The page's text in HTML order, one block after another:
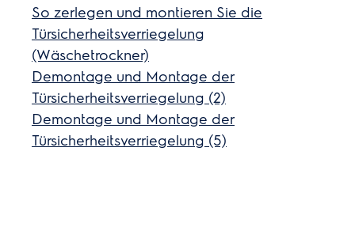
So zerlegen und montieren Sie die
Türsicherheitsverriegelung
(Wäschetrockner)
Demontage und Montage der
Türsicherheitsverriegelung (2)
Demontage und Montage der
Türsicherheitsverriegelung (5)